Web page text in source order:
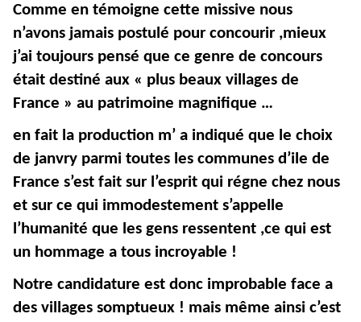
Comme en témoigne cette missive nous
n’avons jamais postulé pour concourir ,mieux
j’ai toujours pensé que ce genre de concours
était destiné aux « plus beaux villages de
France » au patrimoine magnifique …
en fait la production m’ a indiqué que le choix
de janvry parmi toutes les communes d’ile de
France s’est fait sur l’esprit qui régne chez nous
et sur ce qui immodestement s’appelle
l’humanité que les gens ressentent ,ce qui est
un hommage a tous incroyable !
Notre candidature est donc improbable face a
des villages somptueux ! mais même ainsi c’est